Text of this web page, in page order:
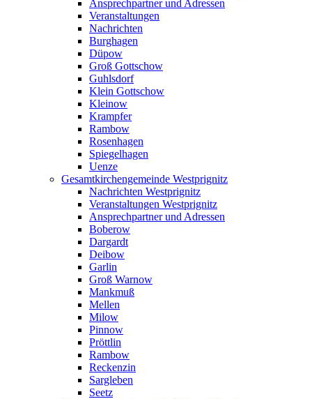
Ansprechpartner und Adressen
Veranstaltungen
Nachrichten
Burghagen
Düpow
Groß Gottschow
Guhlsdorf
Klein Gottschow
Kleinow
Krampfer
Rambow
Rosenhagen
Spiegelhagen
Uenze
Gesamtkirchengemeinde Westprignitz
Nachrichten Westprignitz
Veranstaltungen Westprignitz
Ansprechpartner und Adressen
Boberow
Dargardt
Deibow
Garlin
Groß Warnow
Mankmuß
Mellen
Milow
Pinnow
Pröttlin
Rambow
Reckenzin
Sargleben
Seetz